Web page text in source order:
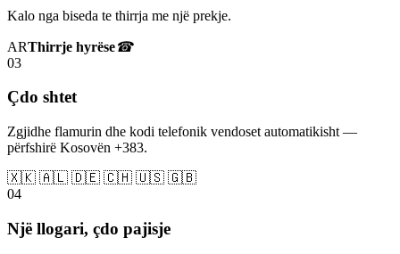
Kalo nga biseda te thirrja me një prekje.
ARThirrje hyrëse☎
03
Çdo shtet
Zgjidhe flamurin dhe kodi telefonik vendoset automatikisht —
përfshirë Kosovën +383.
🇽🇰 🇦🇱 🇩🇪 🇨🇭 🇺🇸 🇬🇧
04
Një llogari, çdo pajisje